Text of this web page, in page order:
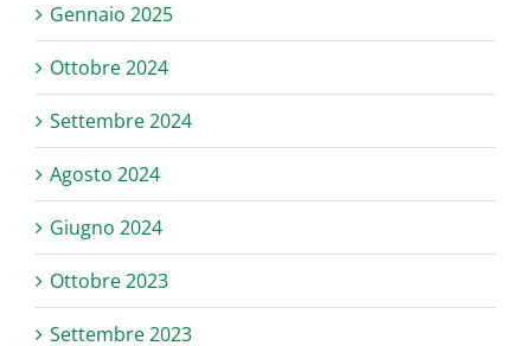
Gennaio 2025
Ottobre 2024
Settembre 2024
Agosto 2024
Giugno 2024
Ottobre 2023
Settembre 2023